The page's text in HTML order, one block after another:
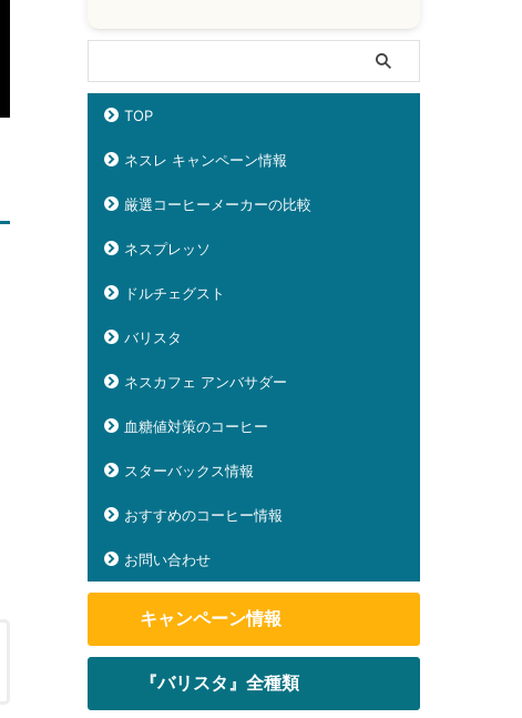
TOP
ネスレ キャンペーン情報
厳選コーヒーメーカーの比較
ネスプレッソ
ドルチェグスト
バリスタ
ネスカフェ アンバサダー
血糖値対策のコーヒー
スターバックス情報
おすすめのコーヒー情報
お問い合わせ
キャンペーン情報
『バリスタ』全種類